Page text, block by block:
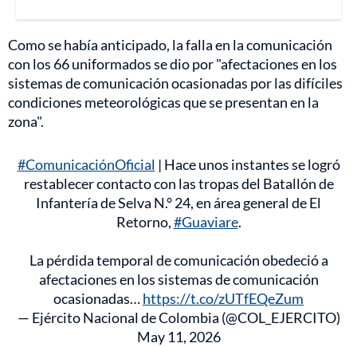
Como se había anticipado, la falla en la comunicación
con los 66 uniformados se dio por "afectaciones en los
sistemas de comunicación ocasionadas por las difíciles
condiciones meteorológicas que se presentan en la
zona".
#ComunicaciónOficial | Hace unos instantes se logró
restablecer contacto con las tropas del Batallón de
Infantería de Selva N.° 24, en área general de El
Retorno,#Guaviare.
La pérdida temporal de comunicación obedeció a
afectaciones en los sistemas de comunicación
ocasionadas…https://t.co/zUTfEQeZum
— Ejército Nacional de Colombia (@COL_EJERCITO)
May 11, 2026